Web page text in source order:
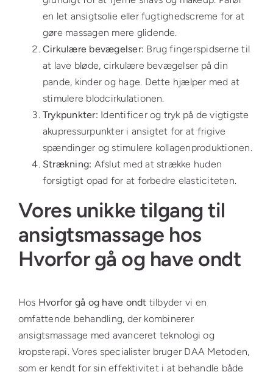
en let ansigtsolie eller fugtighedscreme for at
gøre massagen mere glidende.
Cirkulære bevægelser: Brug fingerspidserne til
at lave bløde, cirkulære bevægelser på din
pande, kinder og hage. Dette hjælper med at
stimulere blodcirkulationen.
Trykpunkter: Identificer og tryk på de vigtigste
akupressurpunkter i ansigtet for at frigive
spændinger og stimulere kollagenproduktionen.
Strækning: Afslut med at strække huden
forsigtigt opad for at forbedre elasticiteten.
Vores unikke tilgang til
ansigtsmassage hos
Hvorfor gå og have ondt
Hos Hvorfor gå og have ondt tilbyder vi en
omfattende behandling, der kombinerer
ansigtsmassage med avanceret teknologi og
kropsterapi. Vores specialister bruger DAA Metoden,
som er kendt for sin effektivitet i at behandle både